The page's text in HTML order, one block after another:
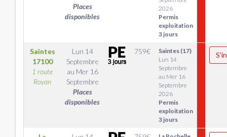
Places
disponibles
2026
Permis
exploitation
3 jours
Saintes
17100
1 route
Royan
Lun 14
Septembre
au Mer 16
Septembre
Places
disponibles
759€
Saintes (17)
Lun 14
Septembre
au Mer 16
Septembre
2026
Permis
exploitation
3 jours